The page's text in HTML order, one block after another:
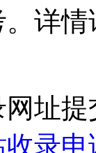
详
址提
录申